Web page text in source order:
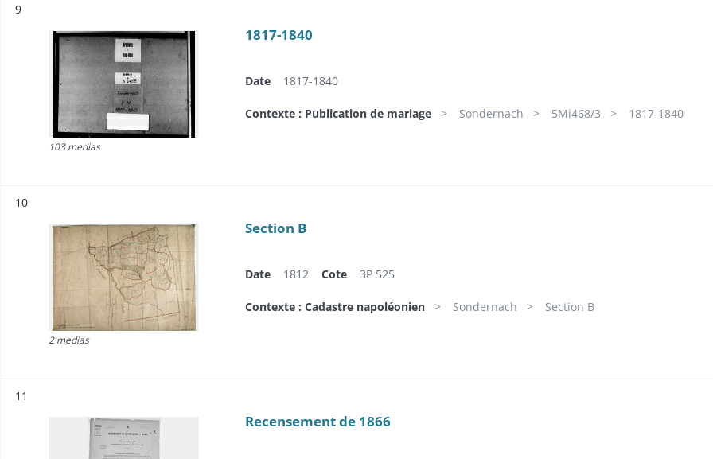
9
103 medias
1817-1840
Date 1817-1840
Contexte : Publication de mariage Sondernach 5Mi468/3 1817-1840
10
2 medias
Section B
Date 1812 Cote 3P 525
Contexte : Cadastre napoléonien Sondernach Section B
11
Recensement de 1866